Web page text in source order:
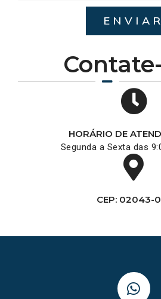
HORÁRIO DE
Segunda a Sexta das
CEP: 02043-
ENVIAR